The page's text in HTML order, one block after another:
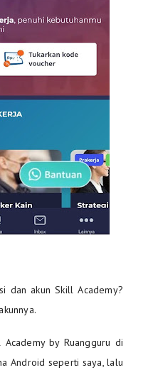
dan akun Skill Academy?
by Ruangguru di
Android seperti saya, lalu